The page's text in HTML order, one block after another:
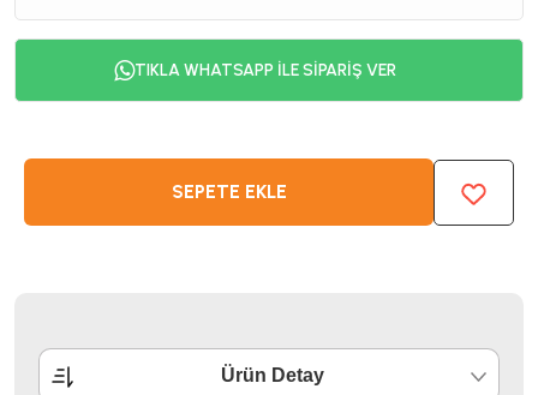
TIKLA WHATSAPP İLE SİPARİŞ VER
SEPETE EKLE
Ürün Detay